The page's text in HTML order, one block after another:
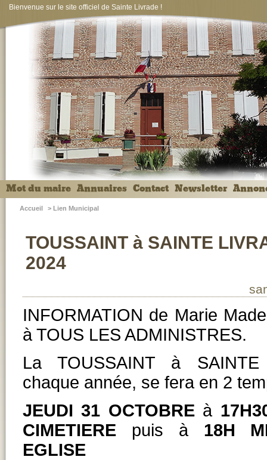
Bienvenue sur le site officiel de Sainte Livrade !
Mot du maire Annuaires Contact Newsletter
Accueil > Lien Municipal
TOUSSAINT à SAINTE
2024
INFORMATION de Marie
à TOUS LES ADMINISTRES.
La TOUSSAINT à SAINTE
chaque année, se fera en 2
JEUDI 31 OCTOBREà
CIMETIERE puis à 18H
EGLISE